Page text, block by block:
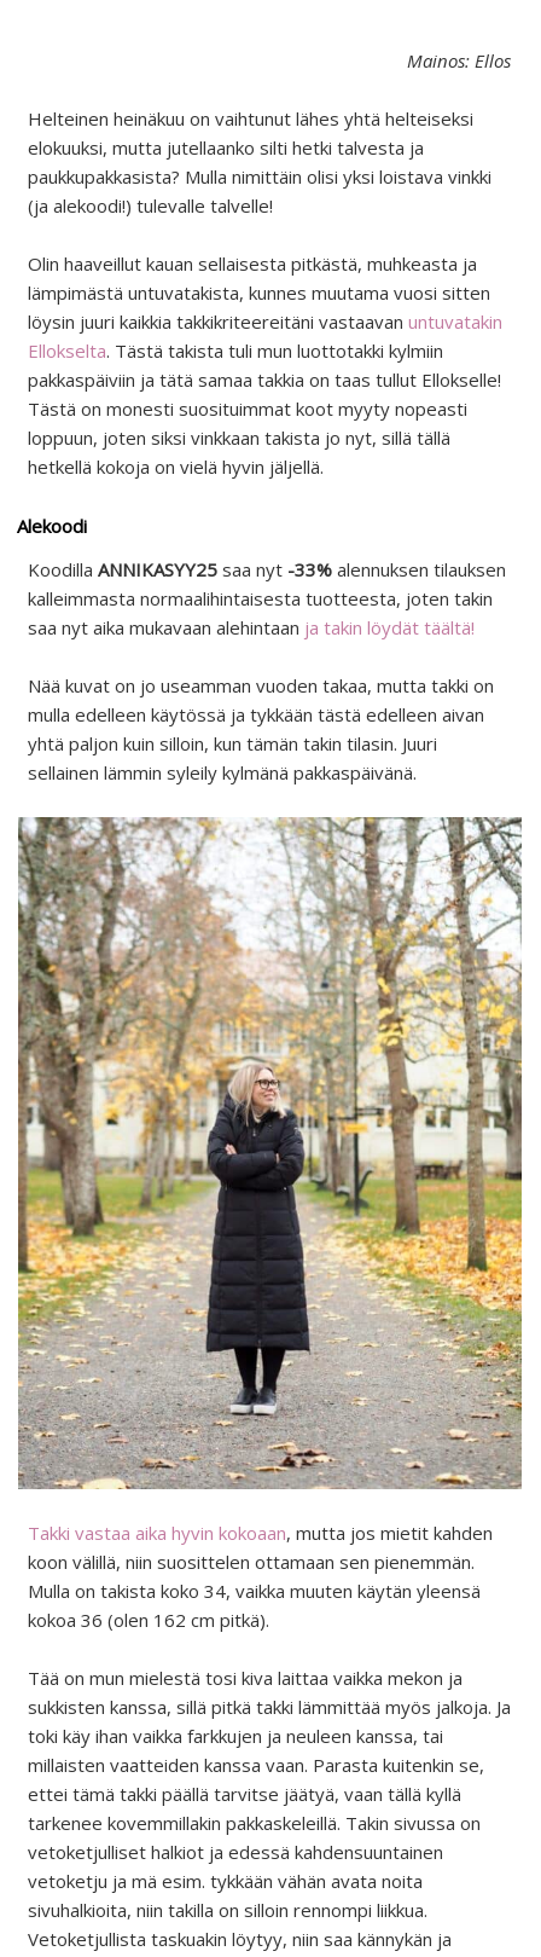
Mainos: Ellos
Helteinen heinäkuu on vaihtunut lähes yhtä helteiseksi
elokuuksi, mutta jutellaanko silti hetki talvesta ja
paukkupakkasista? Mulla nimittäin olisi yksi loistava vinkki
(ja alekoodi!) tulevalle talvelle!
Olin haaveillut kauan sellaisesta pitkästä, muhkeasta ja
lämpimästä untuvatakista, kunnes muutama vuosi sitten
löysin juuri kaikkia takkikriteereitäni vastaavan untuvatakin
Ellokselta. Tästä takista tuli mun luottotakki kylmiin
pakkaspäiviin ja tätä samaa takkia on taas tullut Ellokselle!
Tästä on monesti suosituimmat koot myyty nopeasti
loppuun, joten siksi vinkkaan takista jo nyt, sillä tällä
hetkellä kokoja on vielä hyvin jäljellä.
Alekoodi
Koodilla ANNIKASYY25saa nyt -33%alennuksen tilauksen
kalleimmasta normaalihintaisesta tuotteesta, joten takin
saa nyt aika mukavaan alehintaan ja takin löydät täältä!
Nää kuvat on jo useamman vuoden takaa, mutta takki on
mulla edelleen käytössä ja tykkään tästä edelleen aivan
yhtä paljon kuin silloin, kun tämän takin tilasin. Juuri
sellainen lämmin syleily kylmänä pakkaspäivänä.
Takki vastaa aika hyvin kokoaan, mutta jos mietit kahden
koon välillä, niin suosittelen ottamaan sen pienemmän.
Mulla on takista koko 34, vaikka muuten käytän yleensä
kokoa 36 (olen 162 cm pitkä).
Tää on mun mielestä tosi kiva laittaa vaikka mekon ja
sukkisten kanssa, sillä pitkä takki lämmittää myös jalkoja. Ja
toki käy ihan vaikka farkkujen ja neuleen kanssa, tai
millaisten vaatteiden kanssa vaan. Parasta kuitenkin se,
ettei tämä takki päällä tarvitse jäätyä, vaan tällä kyllä
tarkenee kovemmillakin pakkaskeleillä. Takin sivussa on
vetoketjulliset halkiot ja edessä kahdensuuntainen
vetoketju ja mä esim. tykkään vähän avata noita
sivuhalkioita, niin takilla on silloin rennompi liikkua.
Vetoketjullista taskuakin löytyy, niin saa kännykän ja